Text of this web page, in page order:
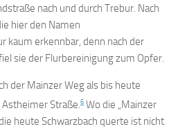
nach und durch Trebur. Nach
hier den Namen
kaum erkennbar, denn nach der
sie der Flurbereinigung zum Opfer.
der Mainzer Weg als bis heute
Straße.6 Wo die „Mainzer
heute Schwarzbach querte ist nicht